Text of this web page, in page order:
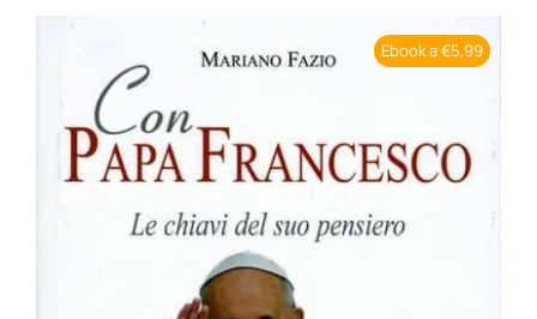
Ebook a €5,99